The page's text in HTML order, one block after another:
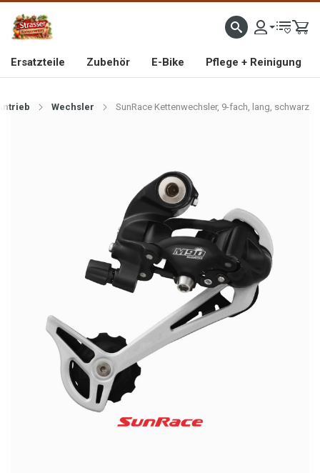
IMPORTEUR VON HOCHWERTIGEN FAHRRAD- UND MOFAERSATZTEILEN SEIT 1993
Ersatzteile Zubehör E-Bike Pflege + Reinigung
Wechsler SunRace Kettenwechsler, 9-fach, lang, schwarz